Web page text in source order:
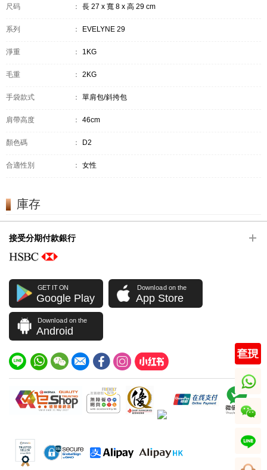
尺码 ： 長 27 x 寬 8 x 高 29 cm
系列 ： EVELYNE 29
淨重 ： 1KG
毛重 ： 2KG
手袋款式 ： 單肩包/斜挎包
肩帶高度 ： 46cm
顏色碼 ： D2
合適性別 ： 女性
庫存
接受分期付款銀行
GET IT ON
Google Play
Download on the
App Store
Download on the
Android